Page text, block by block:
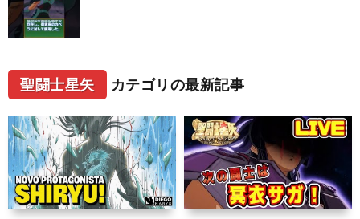
聖闘士星矢 カテゴリの最新記事